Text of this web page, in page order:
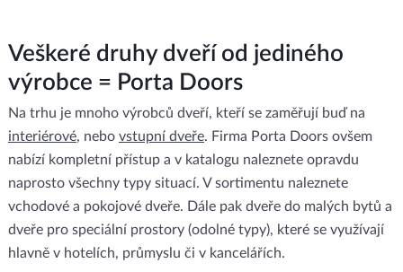
Veškeré druhy dveří od jediného
výrobce = Porta Doors
Na trhu je mnoho výrobců dveří, kteří se zaměřují buď na
interiérové, nebo vstupní dveře. Firma Porta Doors ovšem
nabízí kompletní přístup a v katalogu naleznete opravdu
naprosto všechny typy situací. V sortimentu naleznete
vchodové a pokojové dveře. Dále pak dveře do malých bytů a
dveře pro speciální prostory (odolné typy), které se využívají
hlavně v hotelích, průmyslu či v kancelářích.